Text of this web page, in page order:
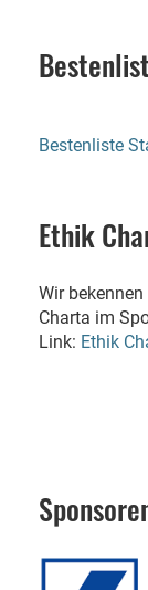
Bestenliste
Ethik
Wir
Charta im
Link: Ethik